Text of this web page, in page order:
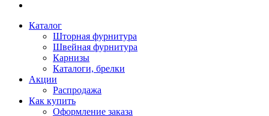
Каталог
Шторная фурнитура
Швейная фурнитура
Карнизы
Каталоги, брелки
Акции
Распродажа
Как купить
Оформление заказа